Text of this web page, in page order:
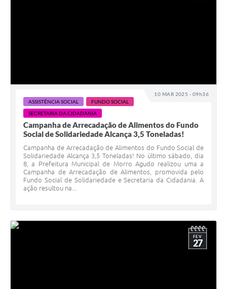
10 MAR 2025 - 09h36
ASSISTÊNCIA SOCIAL
FUNDO SOCIAL
SECRETARIA DA CIDADANIA
Campanha de Arrecadação de Alimentos do Fundo
Social de Solidariedade Alcança 3,5 Toneladas!
Campanha de Arrecadação de Alimentos do Fundo Social de
Solidariedade Alcança 3,5 Toneladas! No último sábado, dia
8, a Prefeitura Municipal de Morro Agudo realizou uma a
Campanha de Arrecadação de Alimentos, promovida pelo
Fundo Social de Solidariedade e Secretaria da Cidadania. A
ação resultou na...
FEV
27